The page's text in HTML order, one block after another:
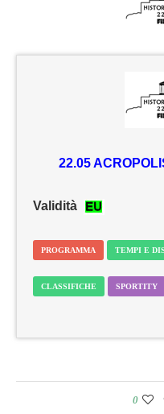
22.05
Validità
PROGRAMMA TEMPI E
CLASSIFICHE SPORTITY
0